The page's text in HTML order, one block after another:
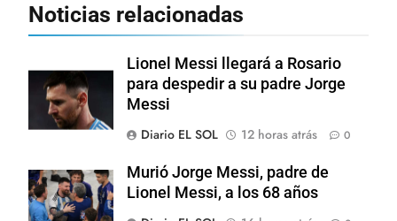
Noticias relacionadas
Lionel Messi llegará a Rosario
para despedir a su padre Jorge
Messi
Diario EL SOL
12 horas atrás 0
Murió Jorge Messi, padre de
Lionel Messi, a los 68 años